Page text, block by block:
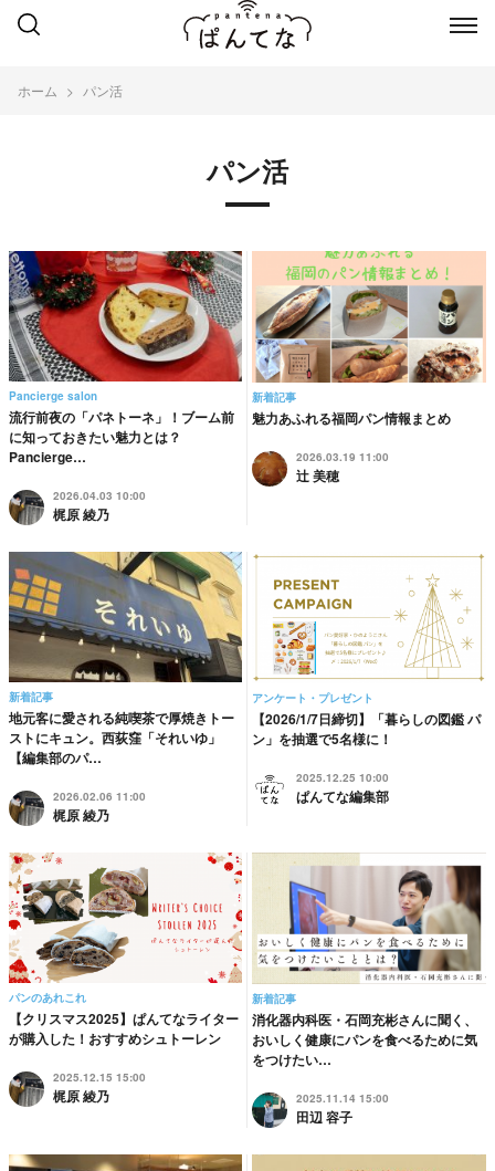
ホーム パン活
パン活
Pancierge salon
流行前夜の「パネトーネ」！ブーム前
に知っておきたい魅力とは？
Pancierge…
2026.04.03 10:00
梶原 綾乃
新着記事
魅力あふれる福岡パン情報まとめ
2026.03.19 11:00
辻 美穂
新着記事
地元客に愛される純喫茶で厚焼きトー
ストにキュン。西荻窪「それいゆ」
【編集部のパ…
2026.02.06 11:00
梶原 綾乃
アンケート・プレゼント
【2026/1/7日締切】「暮らしの図鑑 パ
ン」を抽選で5名様に！
2025.12.25 10:00
ぱんてな編集部
パンのあれこれ
【クリスマス2025】ぱんてなライター
が購入した！おすすめシュトーレン
2025.12.15 15:00
梶原 綾乃
新着記事
消化器内科医・石岡充彬さんに聞く、
おいしく健康にパンを食べるために気
をつけたい…
2025.11.14 15:00
田辺 容子